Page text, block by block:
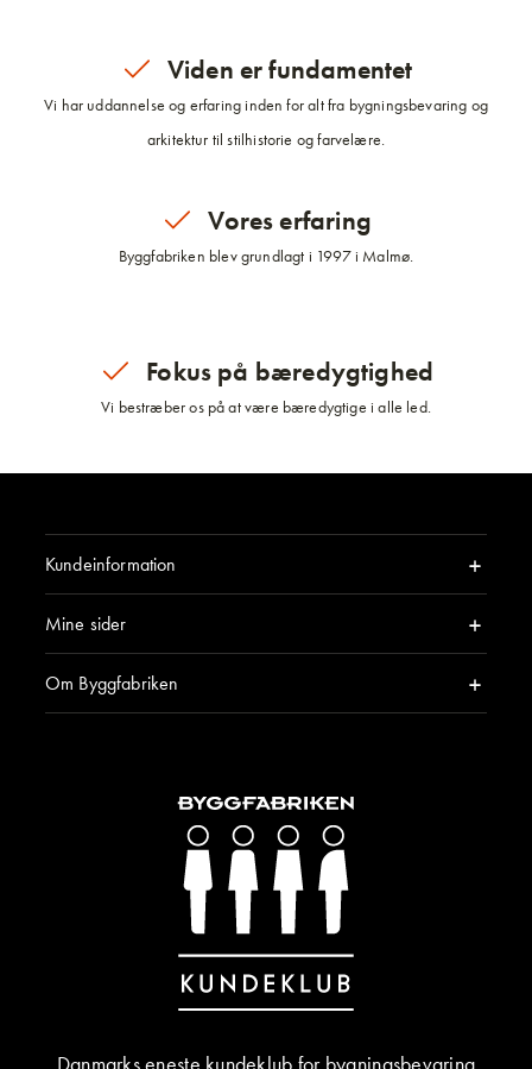
Viden er fundamentet
Vi har uddannelse og erfaring inden for alt fra bygningsbevaring og
arkitektur til stilhistorie og farvelære.
Vores erfaring
Byggfabriken blev grundlagt i 1997 i Malmø.
Fokus på bæredygtighed
Vi bestræber os på at være bæredygtige i alle led.
Kundeinformation
Mine sider
Om Byggfabriken
Danmarks eneste kundeklub for bygningsbevaring